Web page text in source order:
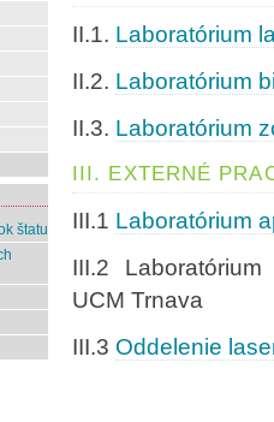
II.1. Laboratórium
II.2. Laboratórium
II.3. Laboratórium
III. EXTERNÉ
III.1 Laboratórium
III.2
UCM Trnava
III.3 Oddelenie
štatu